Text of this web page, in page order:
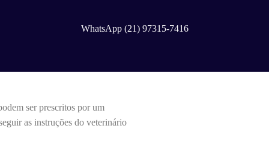
WhatsApp (21) 97315-7416
ser prescritos por um
as instruções do veterinário